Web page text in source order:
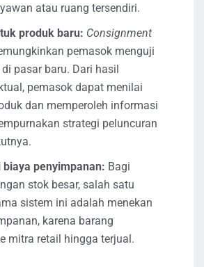
atau ruang tersendiri.
produk baru: Consignment
pemasok menguji
pasar baru. Dari hasil
pemasok dapat menilai
dan memperoleh informasi
strategi peluncuran
penyimpanan: Bagi
stok besar, salah satu
sistem ini adalah menekan
karena barang
mitra retail hingga terjual.